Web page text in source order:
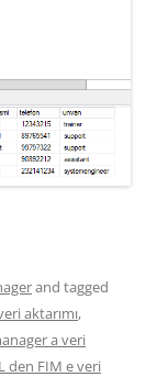
and tagged
aktarımı,
a veri
den FIM e veri